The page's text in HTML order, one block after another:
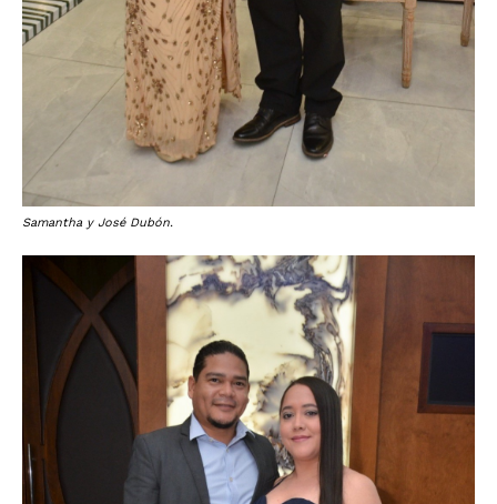
Samantha y José Dubón.